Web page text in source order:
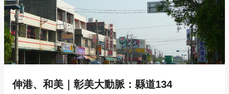
伸港、和美｜彰美大動脈：縣道134